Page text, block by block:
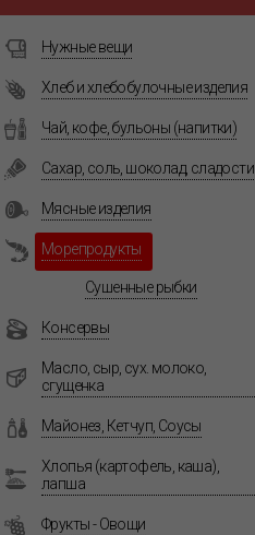
Нужные вещи
Хлеб и хлебобулочные изделия
Чай, кофе, бульоны (напитки)
Сахар, соль, шоколад, сладости
Мясные изделия
Морепродукты
Сушенные рыбки
Консервы
Масло, сыр, сух. молоко,
сгущенка
Майонез, Кетчуп, Соусы
Хлопья (картофель, каша),
лапша
Фрукты - Овощи